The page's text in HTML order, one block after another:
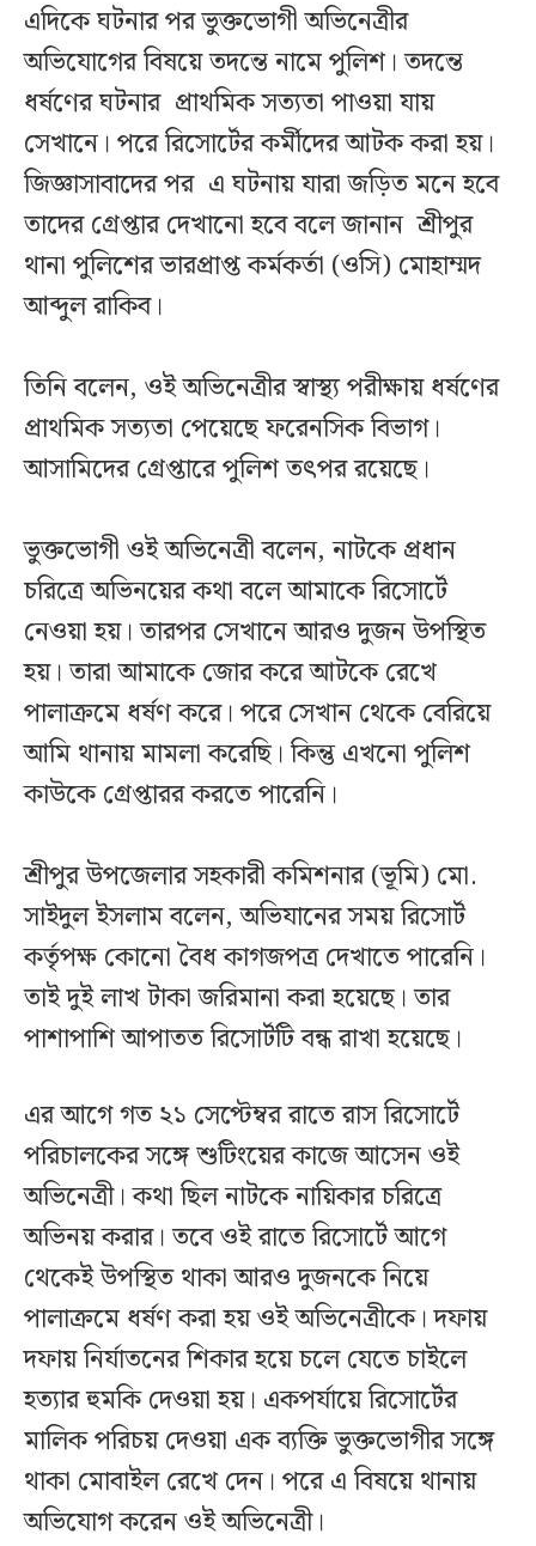
এদিকে ঘটনার পর ভুক্তভোগী অভিনেত্রীর
অভিযোগের বিষয়ে তদন্তে নামে পুলিশ। তদন্তে
ধর্ষণের ঘটনার প্রাথমিক সত্যতা পাওয়া যায়
সেখানে। পরে রিসোর্টের কর্মীদের আটক করা হয়।
জিজ্ঞাসাবাদের পর এ ঘটনায় যারা জড়িত মনে হবে
তাদের গ্রেপ্তার দেখানো হবে বলে জানান শ্রীপুর
থানা পুলিশের ভারপ্রাপ্ত কর্মকর্তা (ওসি) মোহাম্মদ
আব্দুল রাকিব।
তিনি বলেন, ওই অভিনেত্রীর স্বাস্থ্য পরীক্ষায় ধর্ষণের
প্রাথমিক সত্যতা পেয়েছে ফরেনসিক বিভাগ।
আসামিদের গ্রেপ্তারে পুলিশ তৎপর রয়েছে।
ভুক্তভোগী ওই অভিনেত্রী বলেন, নাটকে প্রধান
চরিত্রে অভিনয়ের কথা বলে আমাকে রিসোর্টে
নেওয়া হয়। তারপর সেখানে আরও দুজন উপস্থিত
হয়। তারা আমাকে জোর করে আটকে রেখে
পালাক্রমে ধর্ষণ করে। পরে সেখান থেকে বেরিয়ে
আমি থানায় মামলা করেছি। কিন্তু এখনো পুলিশ
কাউকে গ্রেপ্তারর করতে পারেনি।
শ্রীপুর উপজেলার সহকারী কমিশনার (ভূমি) মো.
সাইদুল ইসলাম বলেন, অভিযানের সময় রিসোর্ট
কর্তৃপক্ষ কোনো বৈধ কাগজপত্র দেখাতে পারেনি।
তাই দুই লাখ টাকা জরিমানা করা হয়েছে। তার
পাশাপাশি আপাতত রিসোর্টটি বন্ধ রাখা হয়েছে।
এর আগে গত ২১ সেপ্টেম্বর রাতে রাস রিসোর্টে
পরিচালকের সঙ্গে শুটিংয়ের কাজে আসেন ওই
অভিনেত্রী। কথা ছিল নাটকে নায়িকার চরিত্রে
অভিনয় করার। তবে ওই রাতে রিসোর্টে আগে
থেকেই উপস্থিত থাকা আরও দুজনকে নিয়ে
পালাক্রমে ধর্ষণ করা হয় ওই অভিনেত্রীকে। দফায়
দফায় নির্যাতনের শিকার হয়ে চলে যেতে চাইলে
হত্যার হুমকি দেওয়া হয়। একপর্যায়ে রিসোর্টের
মালিক পরিচয় দেওয়া এক ব্যক্তি ভুক্তভোগীর সঙ্গে
থাকা মোবাইল রেখে দেন। পরে এ বিষয়ে থানায়
অভিযোগ করেন ওই অভিনেত্রী।